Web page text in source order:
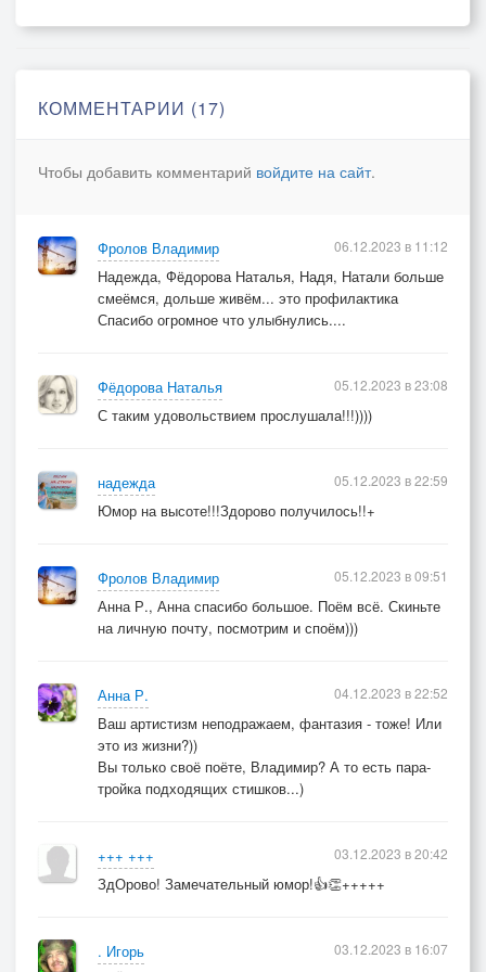
А школа — только пол пути, а там ещё идти,
Ты издеваешься скотина? Что весело что ль
бить,
Я просто щас тебя возьму и мордою в асфальт
воткну,
хотите?
Тут пять шагов всего идти. До Космонавтов 33,
До Космонавтов 33? Мужик, минуту подожди,
Сусанина очень хочу, предать я польскому суду…
© Copyright: Влад Форест, 2023
Свидетельство о публикации №123112505749
КОММЕНТАРИИ (17)
Чтобы добавить комментарий войдите на сайт.
Фролов Владимир
Надежда, Фёдорова Наталья, Надя, Натали больше
смеёмся, дольше живём... это профилактика
Спасибо огромное что улыбнулись....
06.12.2023 в 11:12
Фёдорова Наталья
С таким удовольствием прослушала!!!))))
05.12.2023 в 23:08
надежда
Юмор на высоте!!!Здорово получилось!!+
05.12.2023 в 22:59
Фролов Владимир
Анна Р., Анна спасибо большое. Поём всё. Скиньте
на личную почту, посмотрим и споём)))
05.12.2023 в 09:51
Анна Р.
Ваш артистизм неподражаем, фантазия - тоже! Или
это из жизни?))
Вы только своё поёте, Владимир? А то есть пара-
тройка подходящих стишков...)
04.12.2023 в 22:52
+++ +++
ЗдОрово! Замечательный юмор!👍👏+++++
03.12.2023 в 20:42
. Игорь
03.12.2023 в 16:07